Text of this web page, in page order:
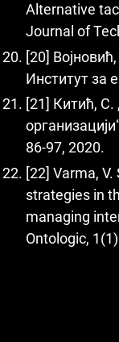
Alternative
Journal of
[20]
Институт за
[21] Китић,
86-97, 2020.
[22] Varma,
strategies in
managing
Ontologic,